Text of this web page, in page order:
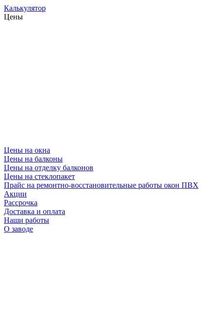
Калькулятор
Цены
Цены на окна
Цены на балконы
Цены на отделку балконов
Цены на стеклопакет
Прайс на ремонтно-восстановительные работы окон ПВХ
Акции
Рассрочка
Доставка и оплата
Наши работы
О заводе